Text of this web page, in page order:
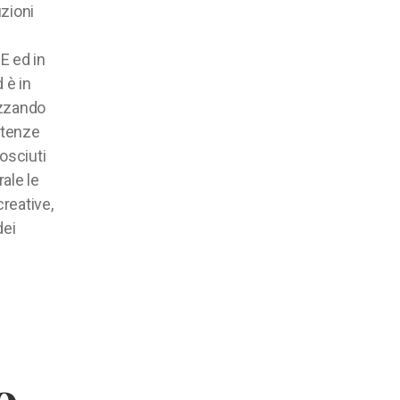
ed in
è in
le